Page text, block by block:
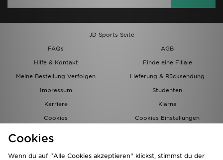
JD Sports Seite
FAQs
AGB
Hilfe & Kontakt
Finde eine Filiale
Meine Bestellung Verfolgen
Lieferung & Rücksendung
Impressum
Studenten
Karriere
Klarna
Cookies
Cookies Einstellungen
Cookies
Wenn du auf "Alle Cookies akzeptieren" klickst, stimmst du der